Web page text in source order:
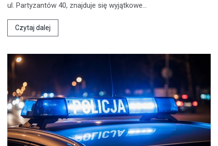
ul. Partyzantów 40, znajduje się wyjątkowe…
Czytaj dalej